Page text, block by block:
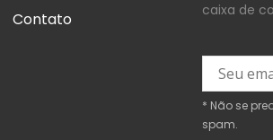
Contato
caixa de
* Não se
spam.